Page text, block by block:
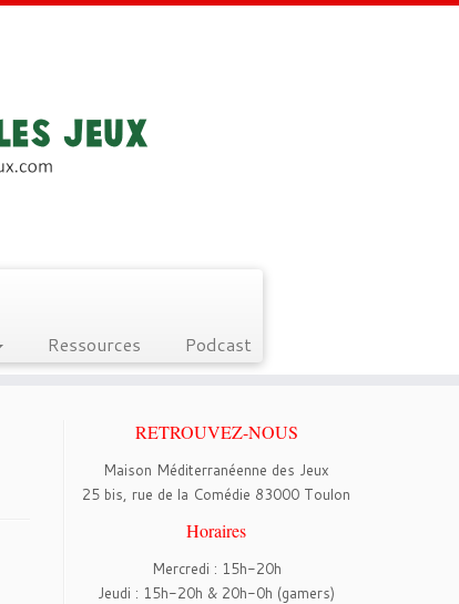
Ressources Podcast
RETROUVEZ-NOUS
Maison Méditerranéenne des Jeux
25 bis, rue de la Comédie 83000 Toulon
Horaires
Mercredi : 15h-20h
Jeudi : 15h-20h & 20h-0h (gamers)